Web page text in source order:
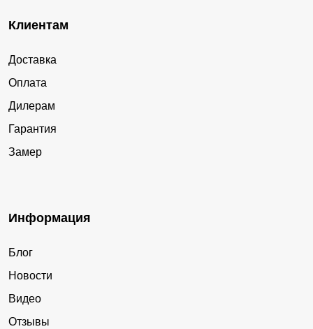
Клиентам
Доставка
Оплата
Дилерам
Гарантия
Замер
Информация
Блог
Новости
Видео
Отзывы